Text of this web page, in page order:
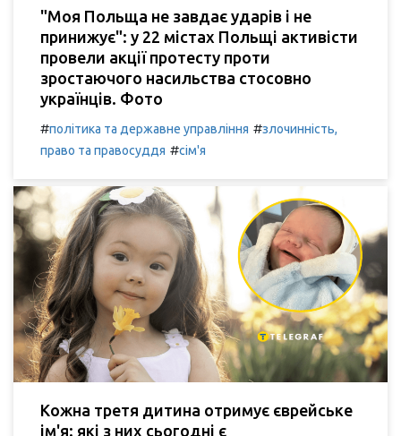
"Моя Польща не завдає ударів і не
принижує": у 22 містах Польщі активісти
провели акції протесту проти
зростаючого насильства стосовно
українців. Фото
#політика та державне управління #злочинність,
право та правосуддя #сім'я
Кожна третя дитина отримує єврейське
ім'я: які з них сьогодні є